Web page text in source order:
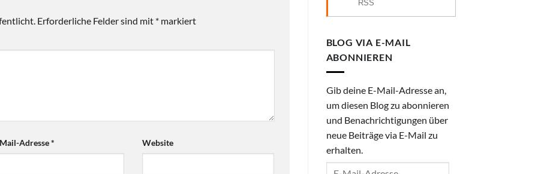
Erforderliche Felder sind mit * markiert
Adresse* Website
RSS
BLOG VIA E-MAIL
ABONNIEREN
Gib deine E-Mail-Adresse an,
um diesen Blog zu abonnieren
und Benachrichtigungen über
neue Beiträge via E-Mail zu
erhalten.